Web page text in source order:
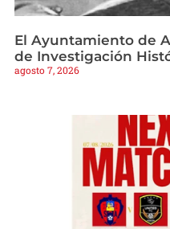
El Ayuntamiento de
de Investigación
agosto 7, 2026